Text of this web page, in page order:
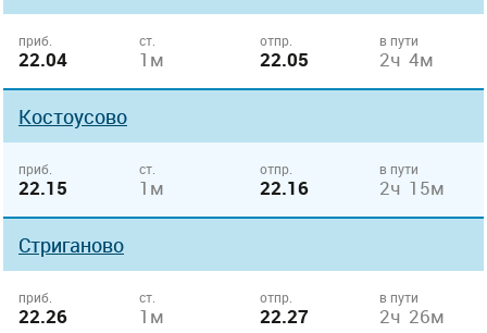
приб.
22.04
ст.
1м
отпр.
22.05
в пути
2ч 4м
Костоусово
приб.
22.15
ст.
1м
отпр.
22.16
в пути
2ч 15м
Стриганово
приб.
22.26
ст.
1м
отпр.
22.27
в пути
2ч 26м